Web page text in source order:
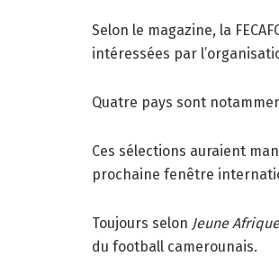
Selon le magazine, la
intéressées par
Quatre pays sont
Ces sélections auraient
prochaine fenêtre
Toujours selon Jeune Afrique
du football camerounais.